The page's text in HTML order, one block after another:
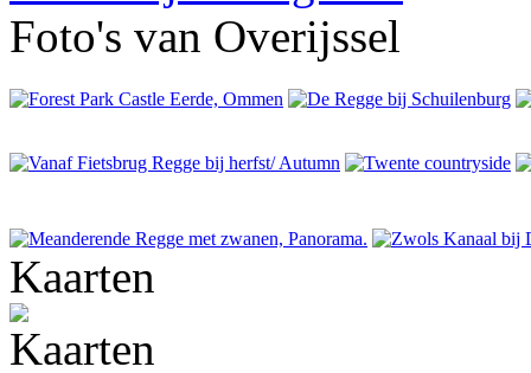
Foto's van Overijssel
Kaarten